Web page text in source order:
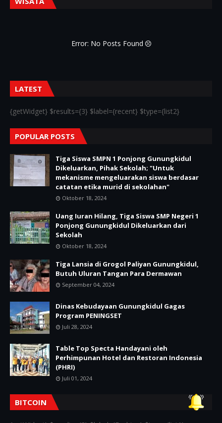
Error: No Posts Found
LATEST
{getWidget} $results={3} $label={recent} $type={list2}
POPULAR POSTS
Tiga Siswa SMPN 1 Ponjong Gunungkidul
Dikeluarkan, Pihak Sekolah; "Untuk
mekanisme mengeluarakan siswa berdasar
catatan etika murid di sekolahan"
Oktober 18, 2024
Uang Iuran Hilang, Tiga Siswa SMP Negeri 1
Ponjong Gunungkidul Dikeluarkan dari
Sekolah
Oktober 18, 2024
Tiga Lansia di Grogol Paliyan Gunungkidul,
Butuh Uluran Tangan Para Dermawan
September 04, 2024
Dinas Kebudayaan Gunungkidul Gagas
Program PENINGSET
Juli 28, 2024
Table Top Specta Handayani oleh
Perhimpunan Hotel dan Restoran Indonesia
(PHRI)
Juli 01, 2024
BITCOIN